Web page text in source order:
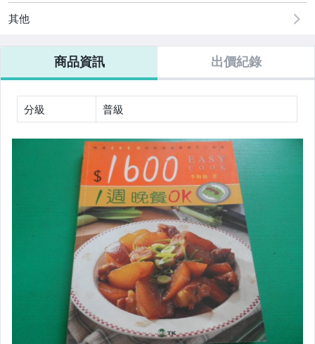
其他
商品資訊 出價紀錄
分級 普級